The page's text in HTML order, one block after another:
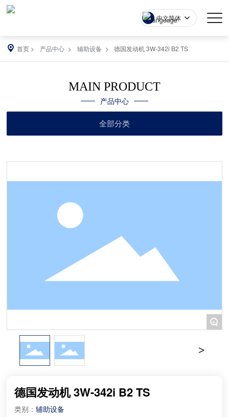
中文简体
首页 产品中心 辅助设备 德国发动机 3W-342i B2 TS
MAIN PRODUCT
产品中心
全部分类
+
德国发动机 3W-342i B2 TS
类别：辅助设备